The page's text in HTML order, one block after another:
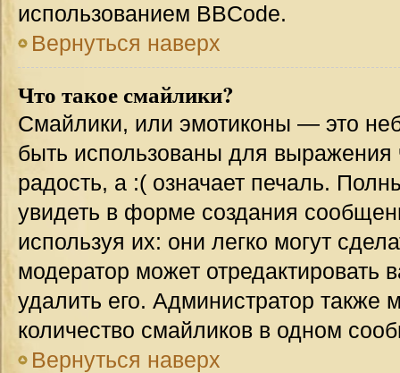
использованием BBCode.
Вернуться наверх
Что такое смайлики?
Смайлики, или эмотиконы — это
быть использованы для выражения
радость, а :( означает печаль.
увидеть в форме создания
используя их: они легко могут
модератор может
удалить его. Администратор также
количество смайликов в одном
Вернуться наверх